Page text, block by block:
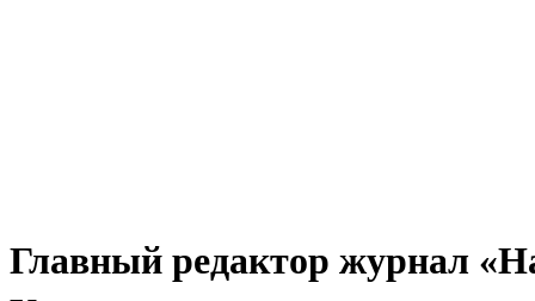
Главный редактор журнал